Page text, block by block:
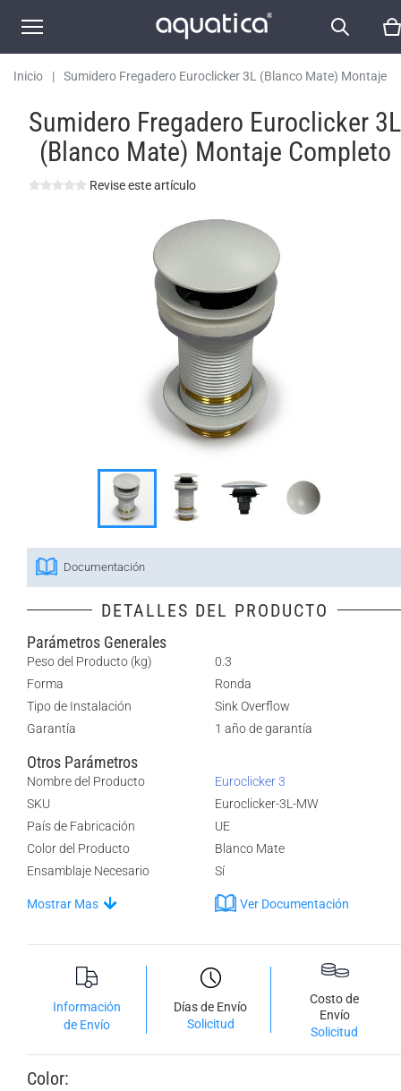
Inicio |
Sumidero Fregadero Euroclicker 3L (Blanco Mate) Montaje
Sumidero Fregadero Euroclicker 3L
(Blanco Mate) Montaje Completo
Revise este artículo
Documentación
DETALLES DEL PRODUCTO
Parámetros Generales
Peso del Producto (kg)
0.3
Forma
Ronda
Tipo de Instalación
Sink Overflow
Garantía
1 año de garantía
Otros Parámetros
Nombre del Producto
Euroclicker 3
SKU
Euroclicker-3L-MW
País de Fabricación
UE
Color del Producto
Blanco Mate
Ensamblaje Necesario
Sí
Mostrar Mas Ver Documentación
Información
de Envío
Días de Envío
Solicitud
Costo de
Envío
Solicitud
Color: